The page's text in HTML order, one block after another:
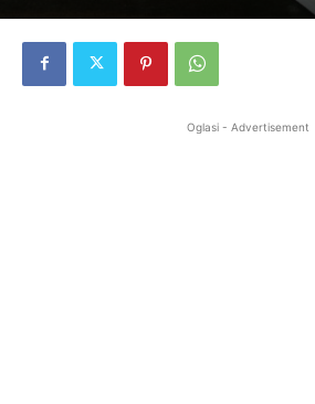
Oglasi - Advertisement